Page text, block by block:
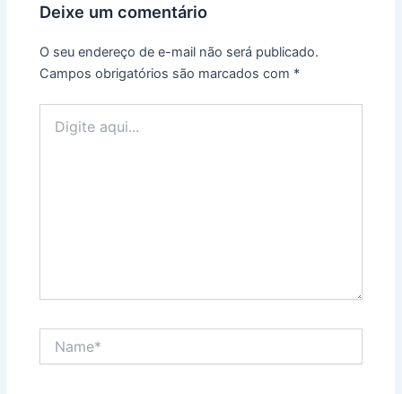
Deixe um comentário
O seu endereço de e-mail não será publicado.
Campos obrigatórios são marcados com *
aqui...